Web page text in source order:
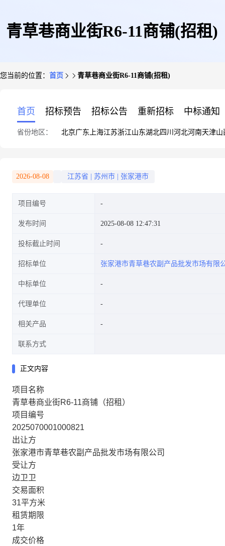
青草巷商业街R6-11商铺(招租)
您当前的位置： 首页 青草巷商业街R6-11商铺(招租)
首页 招标预告 招标公告 重新招标 中标通知
省份地区： 北京广东 上海江苏浙江山东湖北四川 河北河南天津山
2026-08-08 江苏省 苏州市 张家港市
项目编号
发布时间 2025-08-08 12:47:31
投标截止时间
招标单位 张家港市青草巷农副产品批发市场有限
中标单位
代理单位
相关产品
联系方式
正文内容
项目名称
青草巷商业街R6-11商铺（招租）
项目编号
2025070001000821
出让方
张家港市青草巷农副产品批发市场有限公司
受让方
边卫卫
交易面积
31平方米
租赁期限
1年
成交价格